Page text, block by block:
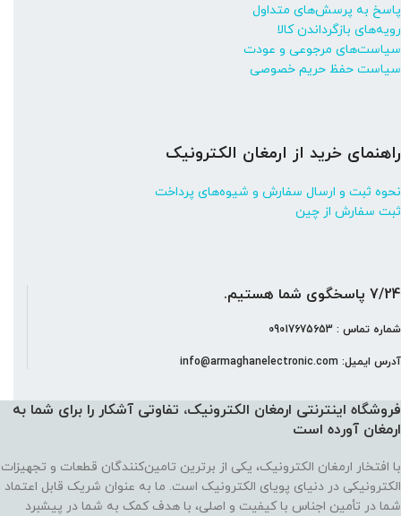
پاسخ به پرسش‌های متداول
رویه‌های بازگرداندن کالا
سیاست‌های مرجوعی و عودت
سیاست حفظ حریم خصوصی
راهنمای خرید از ارمغان الکترونیک
نحوه ثبت و ارسال سفارش و شیوه‌های پرداخت
ثبت سفارش از چین
7/24 پاسخگوی شما هستیم.
شماره تماس : 09017675653
آدرس ایمیل: info@armaghanelectronic.com
فروشگاه اینترنتی ارمغان الکترونیک، تفاوتی آشکار را برای شما به
ارمغان آورده‌ است
با افتخار ارمغان الکترونیک، یکی از برترین تامین‌کنندگان قطعات و تجهیزات
الکترونیکی در دنیای پویای الکترونیک است. ما به عنوان شریک قابل اعتماد
شما در تأمین اجناس با کیفیت و اصلی، با هدف کمک به شما در پیشبرد